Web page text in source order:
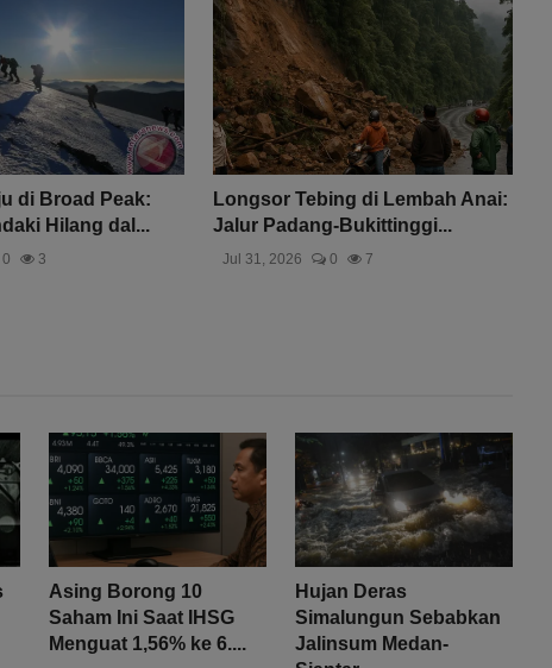
di Broad Peak:
Hilang dal...
3
Longsor Tebing di Lembah Anai:
Jalur Padang-Bukittinggi...
Jul 31, 2026 0 7
Asing Borong 10
Saham Ini Saat IHSG
Menguat 1,56% ke 6....
Hujan Deras
Simalungun Sebabkan
Jalinsum Medan-